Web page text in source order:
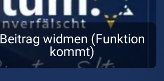
Beitrag widmen (Funktion
kommt)